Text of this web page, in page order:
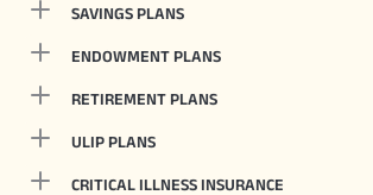
SAVINGS PLANS
ENDOWMENT PLANS
RETIREMENT PLANS
ULIP PLANS
CRITICAL ILLNESS INSURANCE